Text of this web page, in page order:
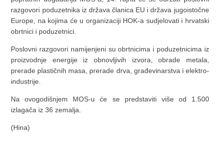
razgovori poduzetnika iz država članica EU i država jugoistočne
Europe, na kojima će u organizaciji HOK-a sudjelovati i hrvatski
obrtnici i poduzetnici.
Poslovni razgovori namijenjeni su obrtnicima i poduzetnicima iz
proizvodnje energije iz obnovljivih izvora, obrade metala,
prerade plastičnih masa, prerade drva, građevinarstva i elektro-
industrije.
Na ovogodišnjem MOS-u će se predstaviti više od 1.500
izlagača iz 36 zemalja.
(Hina)